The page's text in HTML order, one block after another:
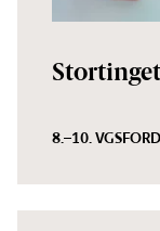
8.–10. VGS